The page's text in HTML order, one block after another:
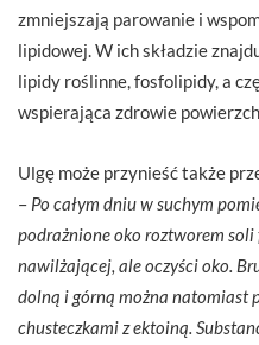
zmniejszają parowanie i
lipidowej. W ich składzie
lipidy roślinne, fosfolipidy, a
wspierająca zdrowie
Ulgę może przynieść także
– Po całym dniu w suchym
podrażnione oko roztworem
nawilżającej, ale oczyści oko.
dolną i górną można natomiast
chusteczkami z ektoiną.